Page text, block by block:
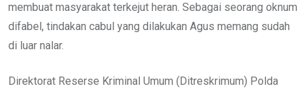
membuat masyarakat terkejut heran. Sebagai seorang oknum
difabel, tindakan cabul yang dilakukan Agus memang sudah
di luar nalar.
Direktorat Reserse Kriminal Umum (Ditreskrimum) Polda